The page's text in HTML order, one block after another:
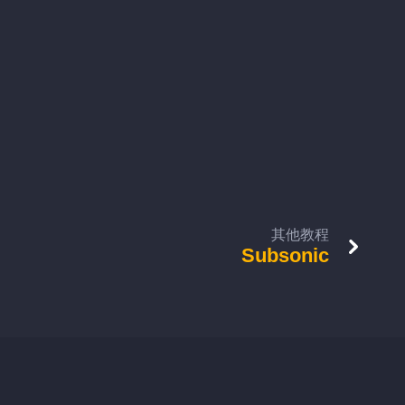
其他教程
Subsonic